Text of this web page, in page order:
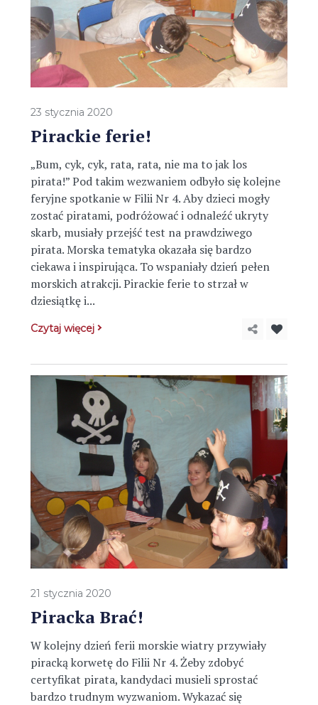
23 stycznia 2020
Pirackie ferie!
„Bum, cyk, cyk, rata, rata, nie ma to jak los
pirata!” Pod takim wezwaniem odbyło się kolejne
feryjne spotkanie w Filii Nr 4. Aby dzieci mogły
zostać piratami, podróżować i odnaleźć ukryty
skarb, musiały przejść test na prawdziwego
pirata. Morska tematyka okazała się bardzo
ciekawa i inspirująca. To wspaniały dzień pełen
morskich atrakcji. Pirackie ferie to strzał w
dziesiątkę i...
Czytaj więcej
21 stycznia 2020
Piracka Brać!
W kolejny dzień ferii morskie wiatry przywiały
piracką korwetę do Filii Nr 4. Żeby zdobyć
certyfikat pirata, kandydaci musieli sprostać
bardzo trudnym wyzwaniom. Wykazać się